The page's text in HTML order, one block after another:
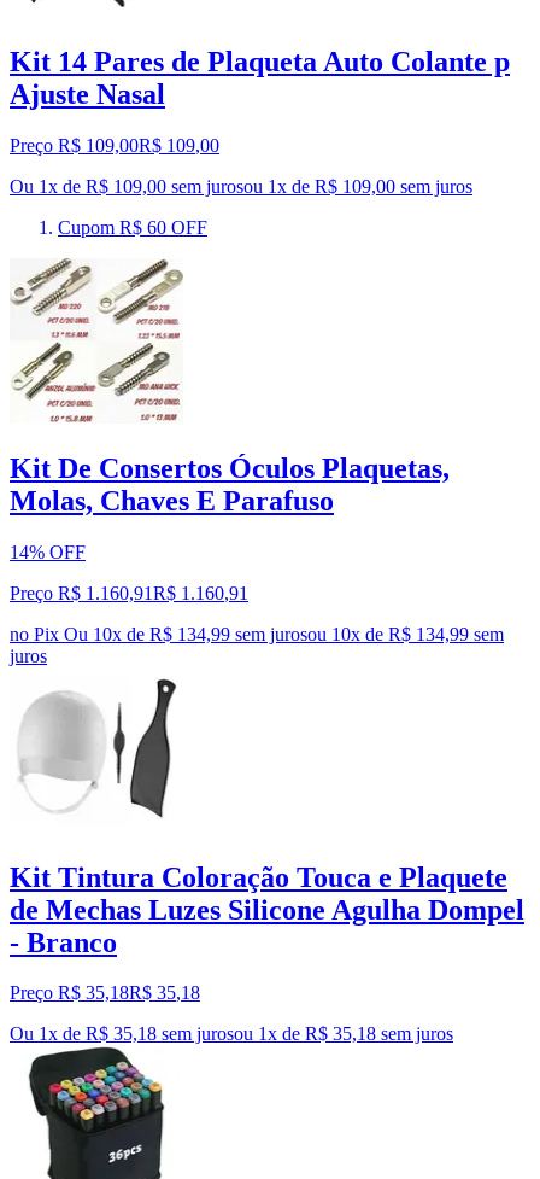
Kit 14 Pares de Plaqueta Auto Colante p
Ajuste Nasal
Preço R$ 109,00R$ 109,00
Ou 1x de R$ 109,00 sem jurosou 1x de R$ 109,00 sem juros
Cupom R$ 60 OFF
Kit De Consertos Óculos Plaquetas,
Molas, Chaves E Parafuso
14% OFF
Preço R$ 1.160,91R$ 1.160,91
no Pix Ou 10x de R$ 134,99 sem jurosou 10x de R$ 134,99 sem
juros
Kit Tintura Coloração Touca e Plaquete
de Mechas Luzes Silicone Agulha Dompel
- Branco
Preço R$ 35,18R$ 35,18
Ou 1x de R$ 35,18 sem jurosou 1x de R$ 35,18 sem juros